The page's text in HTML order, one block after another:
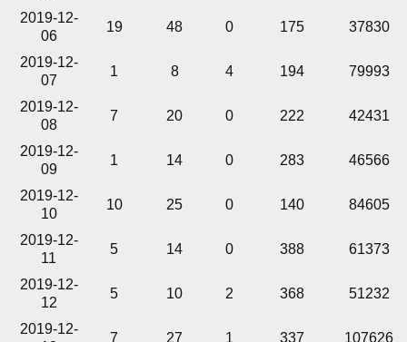
2019-12-
06
19 48 0 175 37830
2019-12-
07
1 8 4 194 79993
2019-12-
08
7 20 0 222 42431
2019-12-
09
1 14 0 283 46566
2019-12-
10
10 25 0 140 84605
2019-12-
11
5 14 0 388 61373
2019-12-
12
5 10 2 368 51232
2019-12-
7 27 1 337 107626